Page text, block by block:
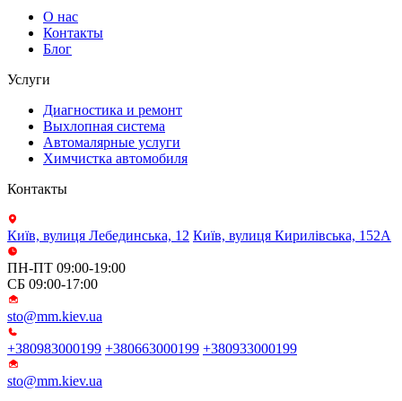
О нас
Контакты
Блог
Услуги
Диагностика и ремонт
Выхлопная система
Автомалярные услуги
Химчистка автомобиля
Контакты
Київ, вулиця Лебединська, 12 Київ, вулиця Кирилівська, 152А
ПН-ПТ 09:00-19:00
СБ 09:00-17:00
sto@mm.kiev.ua
+380983000199 +380663000199 +380933000199
sto@mm.kiev.ua